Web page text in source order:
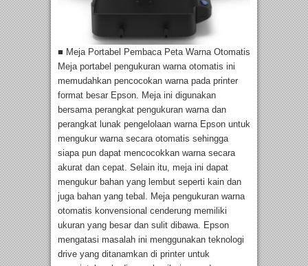
■ Meja Portabel Pembaca Peta Warna Otomatis
Meja portabel pengukuran warna otomatis ini
memudahkan pencocokan warna pada printer
format besar Epson. Meja ini digunakan
bersama perangkat pengukuran warna dan
perangkat lunak pengelolaan warna Epson untuk
mengukur warna secara otomatis sehingga
siapa pun dapat mencocokkan warna secara
akurat dan cepat. Selain itu, meja ini dapat
mengukur bahan yang lembut seperti kain dan
juga bahan yang tebal. Meja pengukuran warna
otomatis konvensional cenderung memiliki
ukuran yang besar dan sulit dibawa. Epson
mengatasi masalah ini menggunakan teknologi
drive yang ditanamkan di printer untuk